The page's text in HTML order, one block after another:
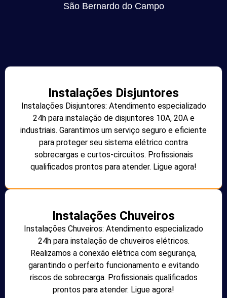
São Bernardo do Campo
Instalações Disjuntores
Instalações Disjuntores: Atendimento especializado
24h para instalação de disjuntores 10A, 20A e
industriais. Garantimos um serviço seguro e eficiente
para proteger seu sistema elétrico contra
sobrecargas e curtos-circuitos. Profissionais
qualificados prontos para atender. Ligue agora!
Instalações Chuveiros
Instalações Chuveiros: Atendimento especializado
24h para instalação de chuveiros elétricos.
Realizamos a conexão elétrica com segurança,
garantindo o perfeito funcionamento e evitando
riscos de sobrecarga. Profissionais qualificados
prontos para atender. Ligue agora!